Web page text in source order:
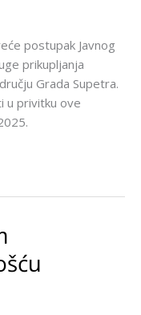
postupak Javnog
prikupljanja
Grada Supetra.
u privitku ove